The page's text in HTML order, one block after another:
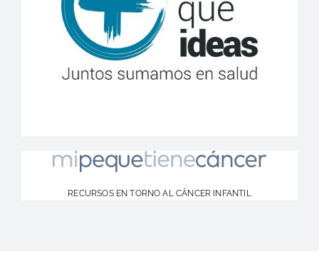
RECURSOS EN TORNO AL CÁNCER INFANTIL